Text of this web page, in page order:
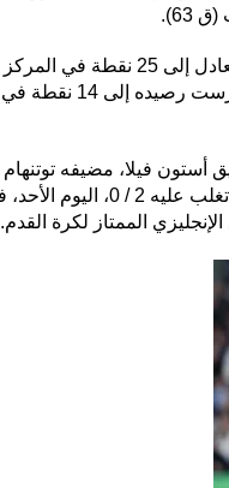
63).
وارتفع رصيد تشيلسي بهذا التعادل إلى 25 نقطة في المركز
الثامن، فيما رفع نوتنجهام فورست رصيده إلى 14 نقطة في
أستون فيلا، مضيفه توتنهام
هوتسبير في عقر داره، بعدما تغلب عليه 2 / 0، اليوم